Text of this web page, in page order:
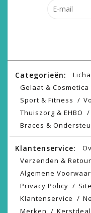
Categorieën:
Gelaat & Cosmetica
Sport & Fitness
Thuiszorg & EHBO
Braces &
Klantenservice:
Verzenden &
Algemene
Privacy Policy
Klantenservice
Merken